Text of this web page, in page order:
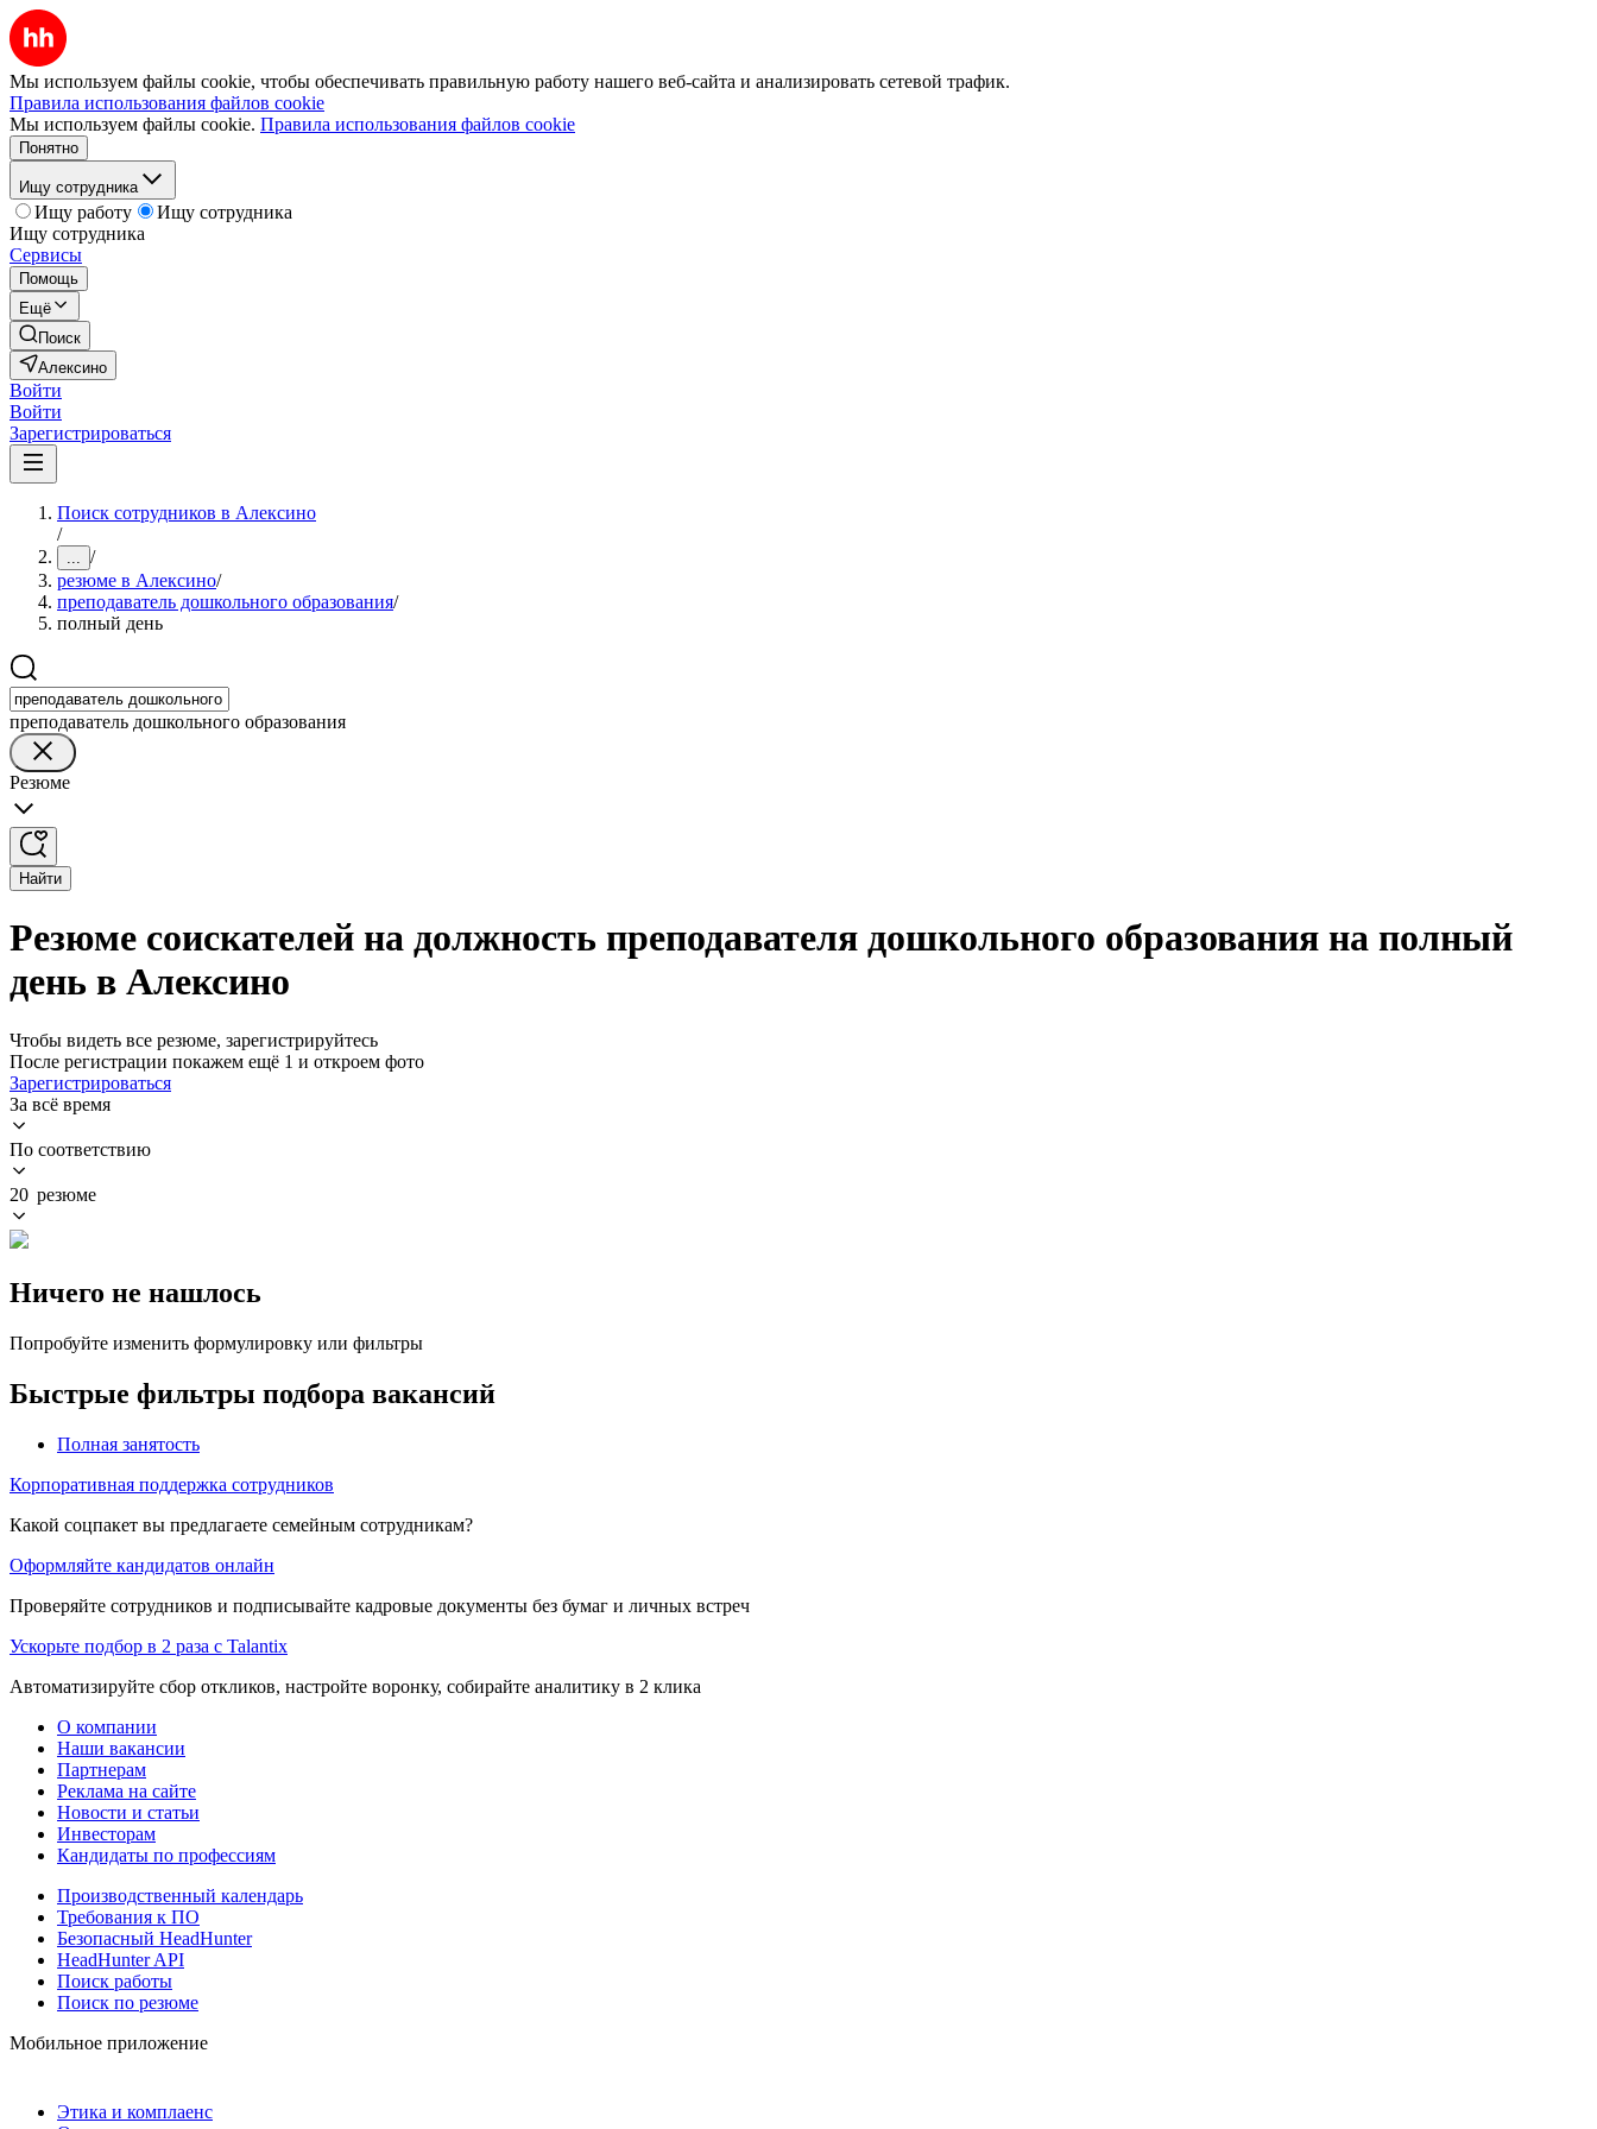
Мы используем файлы cookie, чтобы обеспечивать правильную работу нашего веб-сайта и анализировать сетевой трафик.
Правила использования файлов cookie
Мы используем файлы cookie. Правила использования файлов cookie
Понятно
Ищу сотрудника
Ищу работу
Ищу сотрудника
Ищу сотрудника
Сервисы
Помощь
Ещё
Поиск
Алексино
Войти
Войти
Зарегистрироваться
Поиск сотрудников в Алексино
/
... /
резюме в Алексино/
преподаватель дошкольного образования/
полный день
преподаватель дошкольного образования
Резюме
Найти
Резюме соискателей на должность преподавателя дошкольного образования на полный
день в Алексино
Чтобы видеть все резюме, зарегистрируйтесь
После регистрации покажем ещё 1 и откроем фото
Зарегистрироваться
За всё время
По соответствию
20 резюме
Ничего не нашлось
Попробуйте изменить формулировку или фильтры
Быстрые фильтры подбора вакансий
Полная занятость
Корпоративная поддержка сотрудников
Какой соцпакет вы предлагаете семейным сотрудникам?
Оформляйте кандидатов онлайн
Проверяйте сотрудников и подписывайте кадровые документы без бумаг и личных встреч
Ускорьте подбор в 2 раза с Talantix
Автоматизируйте сбор откликов, настройте воронку, собирайте аналитику в 2 клика
О компании
Наши вакансии
Партнерам
Реклама на сайте
Новости и статьи
Инвесторам
Кандидаты по профессиям
Производственный календарь
Требования к ПО
Безопасный HeadHunter
HeadHunter API
Поиск работы
Поиск по резюме
Мобильное приложение
Этика и комплаенс